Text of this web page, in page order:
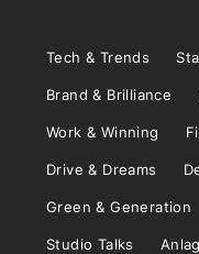
Tech & Trends
Brand & Brilliance
Work & Winning
Drive & Dreams
Green & Generation
Studio Talks